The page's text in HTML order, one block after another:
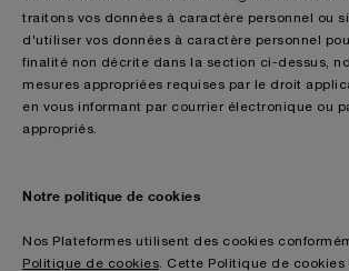
traitons vos données à caractère personnel ou
d'utiliser vos données à caractère personnel
finalité non décrite dans la section ci-dessus,
mesures appropriées requises par le droit
en vous informant par courrier électronique ou
appropriés.
Notre politique de cookies
Nos Plateformes utilisent des cookies
Politique de cookies . Cette Politique de cookies